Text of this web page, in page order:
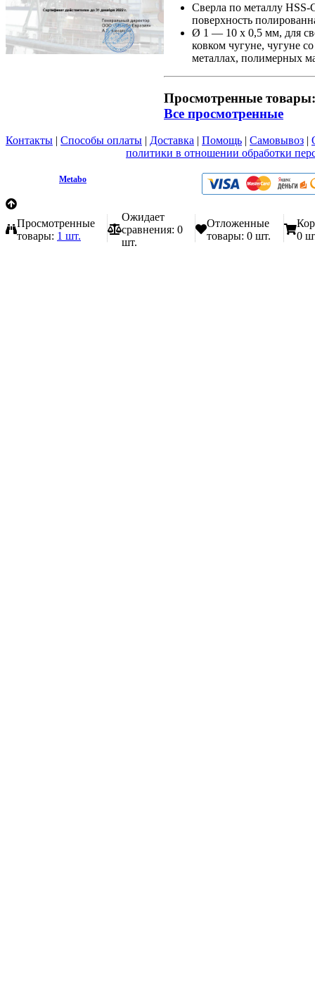
Сверла по металлу
поверхность
Ø 1 — 10 x 0,5 мм, для
ковком чугуне, чугуне
металлах, полимерных
Просмотренные товары:
Все просмотренные
Контакты | Способы оплаты | Доставка | Помощь | Самовывоз |
политики в отношении обработки
Metabo
Просмотренные
товары: 1 шт.
Ожидает
сравнения: 0
шт.
Отложенные
товары: 0 шт.
0